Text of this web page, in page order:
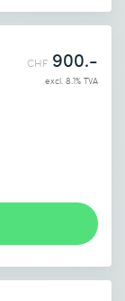
CHF 900.-
excl. 8.1% TVA